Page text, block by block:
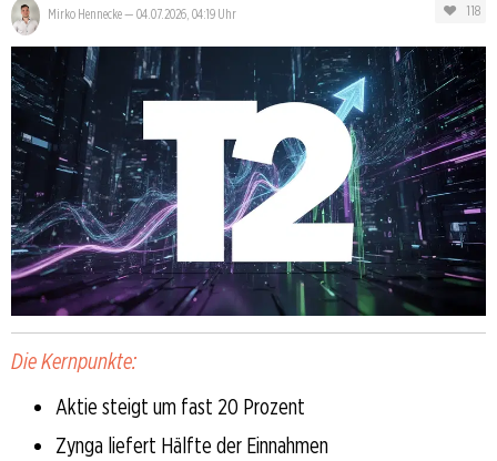
Mirko Hennecke— 04.07.2026, 04:19 Uhr 118
Die Kernpunkte:
Aktie steigt um fast 20 Prozent
Zynga liefert Hälfte der Einnahmen